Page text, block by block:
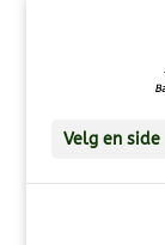
Velg en side